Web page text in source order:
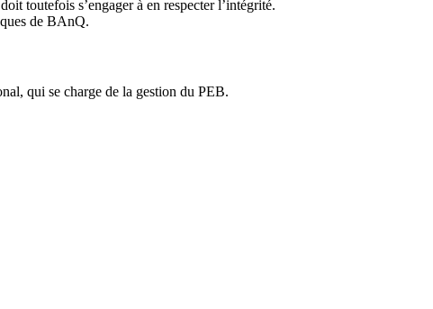
toutefois s’engager à en respecter l’intégrité.
de BAnQ.
qui se charge de la gestion du PEB.